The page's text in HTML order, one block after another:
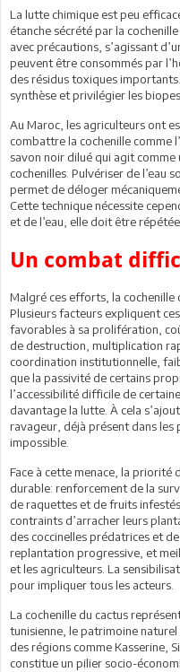
La lutte chimique est peu
étanche sécrété par la
avec précautions, s’agissant
peuvent être consommés par
des résidus toxiques
synthèse et privilégier les
Au Maroc, les agriculteurs ont
combattre la cochenille comme
savon noir dilué qui agit
cochenilles. Pulvériser de l’eau
permet de déloger
Cette technique nécessite
et de l’eau, elle doit être
Un combat
Malgré ces efforts, la
Plusieurs facteurs expliquent
favorables à sa prolifération,
de destruction, multiplication
coordination institutionnelle,
que la passivité de certains
l’accessibilité difficile de
davantage la lutte. À cela
ravageur, déjà présent dans les
impossible.
Face à cette menace, la
durable: renforcement de la
de raquettes et de fruits
contraints d’arracher leurs
des coccinelles prédatrices et
replantation progressive, et
et les agriculteurs. La
pour impliquer tous les acteurs.
La cochenille du cactus
tunisienne, le patrimoine
des régions comme Kasserine,
constitue un pilier socio-